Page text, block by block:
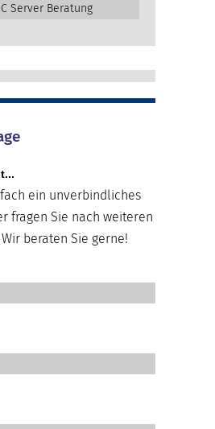
Server Beratung
ein unverbindliches
fragen Sie nach weiteren
beraten Sie gerne!